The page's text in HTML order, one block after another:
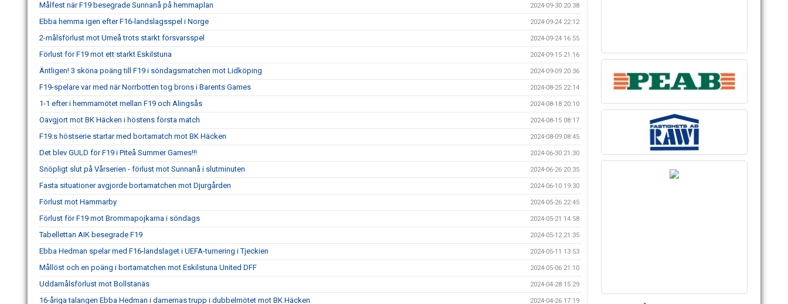
Målfest när F19 besegrade Sunnanå på hemmaplan 2024-09-30 20:38
Ebba hemma igen efter F16-landslagsspel i Norge 2024-09-24 22:12
2-målsförlust mot Umeå trots starkt försvarsspel 2024-09-24 16:55
Förlust för F19 mot ett starkt Eskilstuna 2024-09-15 21:16
Äntligen! 3 sköna poäng till F19 i söndagsmatchen mot Lidköping 2024-09-09 20:36
F19-spelare var med när Norrbotten tog brons i Barents Games 2024-08-25 22:14
1-1 efter i hemmamötet mellan F19 och Alingsås 2024-08-18 20:10
Oavgjort mot BK Häcken i höstens första match 2024-08-15 08:17
F19:s höstserie startar med bortamatch mot BK Häcken 2024-08-09 08:45
Det blev GULD för F19 i Piteå Summer Games!!! 2024-06-30 21:30
Snöpligt slut på Vårserien - förlust mot Sunnanå i slutminuten 2024-06-26 20:35
Fasta situationer avgjorde bortamatchen mot Djurgården 2024-06-10 19:30
Förlust mot Hammarby 2024-05-26 22:45
Förlust för F19 mot Brommapojkarna i söndags 2024-05-21 14:58
Tabellettan AIK besegrade F19 2024-05-12 21:35
Ebba Hedman spelar med F16-landslaget i UEFA-turnering i Tjeckien 2024-05-11 13:53
Mållöst och en poäng i bortamatchen mot Eskilstuna United DFF 2024-05-06 21:10
Uddamålsförlust mot Bollstanäs 2024-04-28 15:29
16-åriga talangen Ebba Hedman i damernas trupp i dubbelmötet mot BK Häcken 2024-04-26 17:19